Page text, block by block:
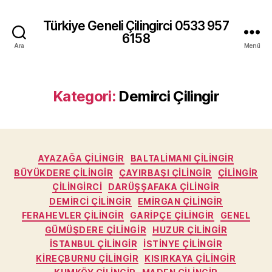
Ara
Türkiye Geneli Çilingirci 0533 957
6158
Menü
Kategori: Demirci Çilingir
Kategoriler
AYAZAĞA ÇILINGIR
BALTALIMANI ÇILINGIR
BÜYÜKDERE ÇILINGIR
ÇAYIRBAŞI ÇILINGIR
ÇILINGIR
ÇILINGIRCI
DARÜŞŞAFAKA ÇILINGIR
DEMIRCI ÇILINGIR
EMIRGAN ÇILINGIR
FERAHEVLER ÇILINGIR
GARIPÇE ÇILINGIR
GENEL
GÜMÜŞDERE ÇILINGIR
HUZUR ÇILINGIR
İSTANBUL ÇILINGIR
İSTINYE ÇILINGIR
KIREÇBURNU ÇILINGIR
KISIRKAYA ÇILINGIR